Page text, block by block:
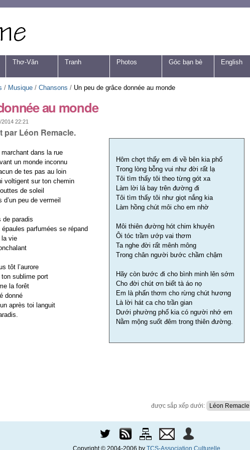
Thơ-Văn Tranh Photos Góc bạn bè English
/ Musique / Chansons / Un peu de grâce donnée au monde
au monde
2014 22:21
Léon Remacle.
Hôm chợt thấy em đi về bên kia phố
Trong lòng bỗng vui như đời rất lạ
Tôi tìm thấy tôi theo từng gót xa
Làm lời lá bay trên đường đi
Tôi tìm thấy tôi như giọt nắng kia
Làm hồng chút môi cho em nhờ
Môi thiên đường hót chim khuyên
Ôi tóc trầm ướp vai thơm
Ta nghe đời rất mênh mông
Trong chân người bước chầm chậm
Hãy còn bước đi cho bình minh lên sớm
Cho đời chút ơn biết tà áo nọ
Em là phấn thơm cho rừng chút hương
Là lời hát ca cho trần gian
Dưới phường phố kia có người nhớ em
Nằm mộng suốt đêm trong thiên đường.
dans la rue
un monde inconnu
de tes pas au loin
voltigent sur ton chemin
de soleil
peu de vermeil
de paradis
parfumées se répand
la vie
tôt l’aurore
sublime port
la forêt
donné
après toi languit
được sắp xếp dưới: Léon Remacle